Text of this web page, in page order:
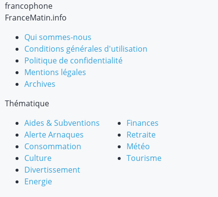
francophone
FranceMatin.info
Qui sommes-nous
Conditions générales d'utilisation
Politique de confidentialité
Mentions légales
Archives
Thématique
Aides & Subventions
Alerte Arnaques
Consommation
Culture
Divertissement
Energie
Finances
Retraite
Météo
Tourisme